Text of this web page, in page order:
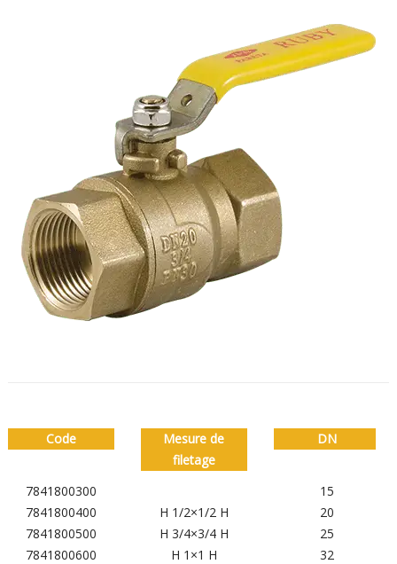
Code
7841800300
7841800400
7841800500
7841800600
Mesure de
filetage
H 1/2×1/2 H
H 3/4×3/4 H
H 1×1 H
DN
15
20
25
32